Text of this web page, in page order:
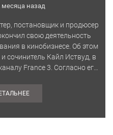
месяца назад
постановщик и продюсер
свою деятельность
в кинобизнесе. Об этом
сочинитель Кайл Иствуд, в
France 3. Согласно его